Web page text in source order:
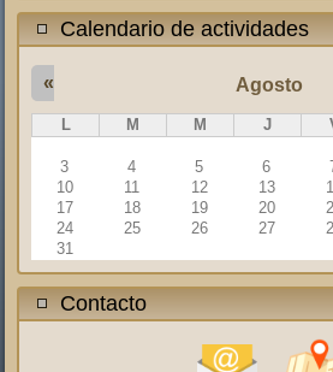
Calendario de actividades
Agosto
«
L M M J
3
4 5 6
10
11 12 13
17
18 19 20
24
25 26 27
31
Contacto